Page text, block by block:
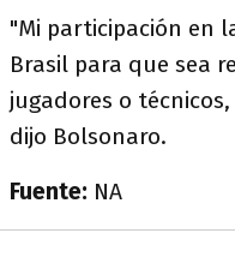
"Mi participación en
Brasil para que sea
jugadores o
dijo Bolsonaro.
Fuente: NA